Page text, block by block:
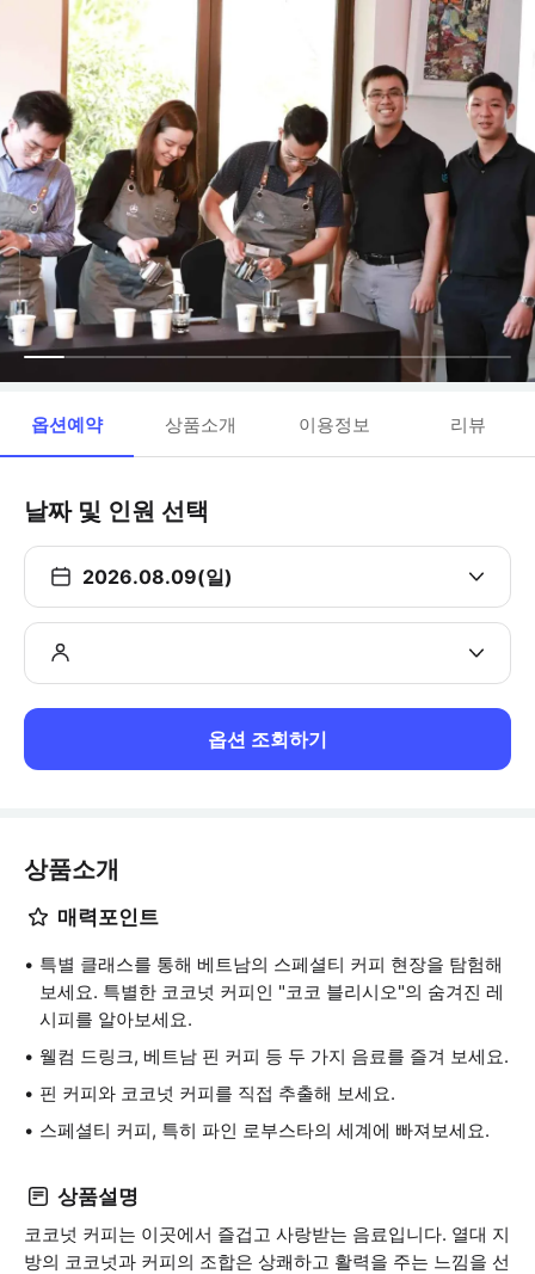
옵션예약 상품소개 이용정보 리뷰
날짜 및 인원 선택
2026.08.09(일)
옵션 조회하기
상품소개
매력포인트
특별 클래스를 통해 베트남의 스페셜티 커피 현장을 탐험해
보세요. 특별한 코코넛 커피인 "코코 블리시오"의 숨겨진 레
시피를 알아보세요.
웰컴 드링크, 베트남 핀 커피 등 두 가지 음료를 즐겨 보세요.
핀 커피와 코코넛 커피를 직접 추출해 보세요.
스페셜티 커피, 특히 파인 로부스타의 세계에 빠져보세요.
상품설명
코코넛 커피는 이곳에서 즐겁고 사랑받는 음료입니다. 열대 지
방의 코코넛과 커피의 조합은 상쾌하고 활력을 주는 느낌을 선